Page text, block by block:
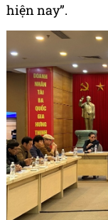
hiện nay”.